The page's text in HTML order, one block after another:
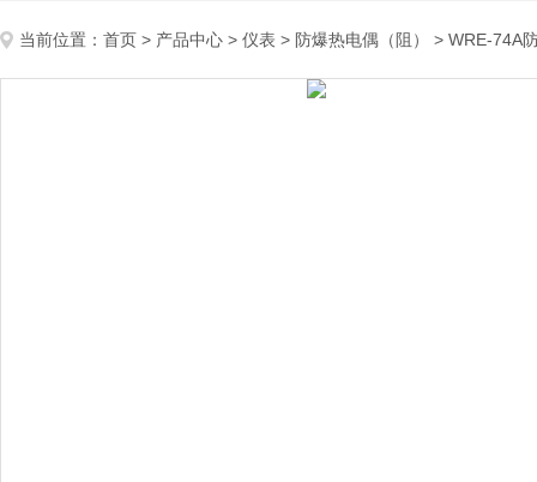
当前位置： 首页 > 产品中心 > 仪表 > 防爆热电偶（阻） > WRE-74A